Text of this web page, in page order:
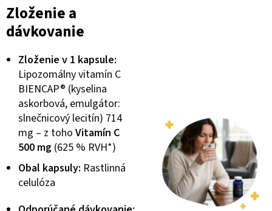
Zloženie a
dávkovanie
Zloženie v 1 kapsule:
Lipozomálny vitamín C
BIENCAP® (kyselina
askorbová, emulgátor:
slnečnicový lecitín) 714
mg – z toho Vitamín C
500 mg (625 % RVH*)
Obal kapsuly: Rastlinná
celulóza